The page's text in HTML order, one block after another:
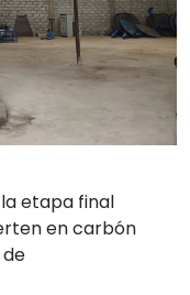
etapa final
en carbón